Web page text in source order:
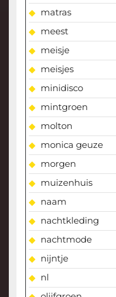
matras
meest
meisje
meisjes
minidisco
mintgroen
molton
monica geuze
morgen
muizenhuis
naam
nachtkleding
nachtmode
nijntje
nl